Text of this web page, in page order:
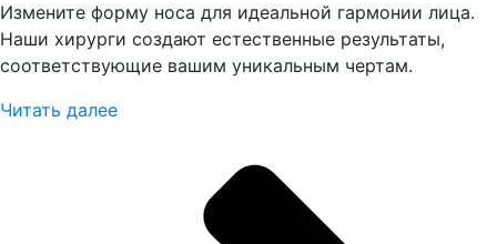
Измените форму носа для идеальной гармонии лица.
Наши хирурги создают естественные результаты,
соответствующие вашим уникальным чертам.
Читать далее